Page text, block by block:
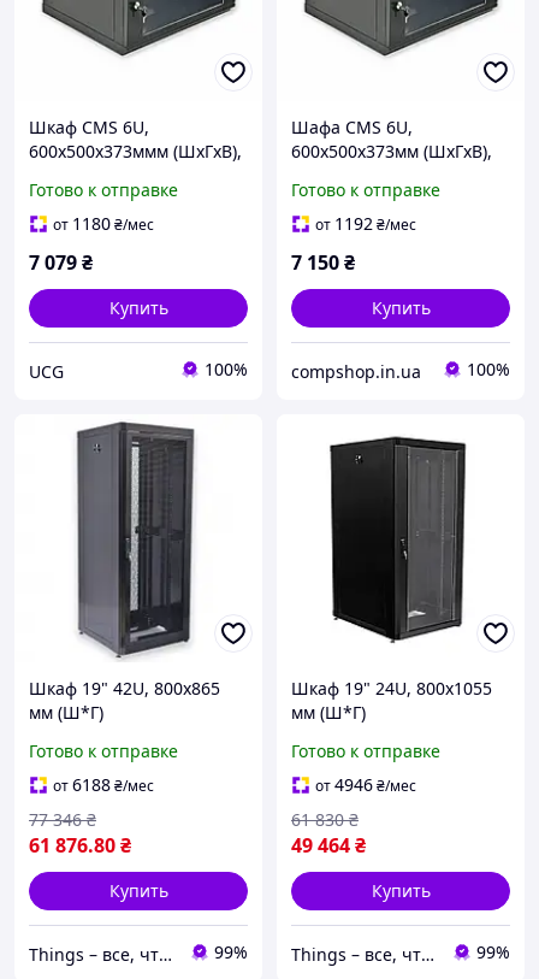
Шкаф CMS 6U,
600x500x373ммм (ШxГxВ),
стекло, черный (UA-
MGSW1L65B) (код 151128)
Готово к отправке
от 1180₴/мес
7 079₴
Купить
UCG 100%
Шафа CMS 6U,
600x500x373мм (ШxГxВ),
чорна (UA-MGSW1L65B)
(код 151128)
Готово к отправке
от 1192₴/мес
7 150₴
Купить
compshop.in.ua 100%
Шкаф 19" 42U, 800х865
мм (Ш*Г)
(66%)
Готово к отправке
от6188₴/мес
61 876.80₴
77 346 ₴
Купить
Things – все, что нужно, под рукой 99%
Шкаф 19" 24U, 800х1055
мм (Ш*Г)
Готово к отправке
от4946₴/мес
49 464₴
61 830 ₴
Купить
Things – все, что нужно, под рукой 99%